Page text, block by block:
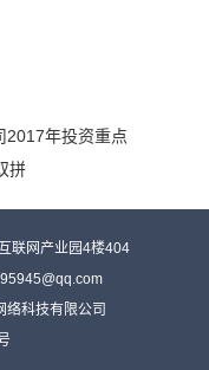
2017年投资重点
拼
联网产业园4楼404
科技有限公司